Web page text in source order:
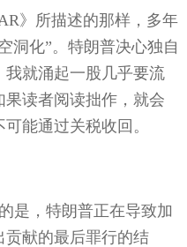
》所描述的那样，多年
洞化”。特朗普决心独自
就涌起一股几乎要流
读者阅读拙作，就会
能通过关税收回。
是，特朗普正在导致加
献的最后罪行的结